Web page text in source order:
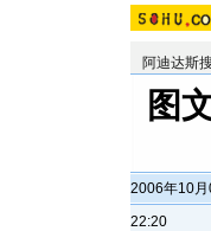
阿迪达斯
图
2006年10月
22:20